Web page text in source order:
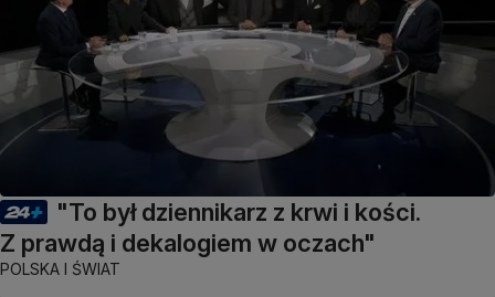
"To był dziennikarz z krwi i kości.
Z prawdą i dekalogiem w oczach"
POLSKA I ŚWIAT